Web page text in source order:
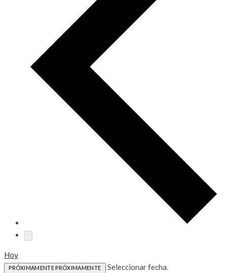
Hoy
PRÓXIMAMENTE PRÓXIMAMENTE Seleccionar fecha.